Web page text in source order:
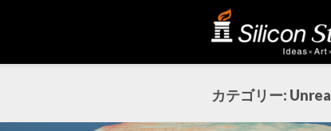
カテゴリー: